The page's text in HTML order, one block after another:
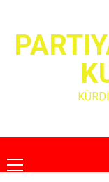
content
Primary
Menu